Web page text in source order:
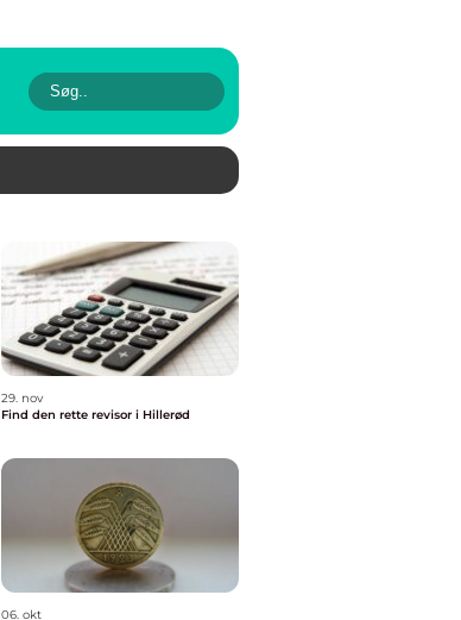
29. nov
Find den rette revisor i Hillerød
06. okt